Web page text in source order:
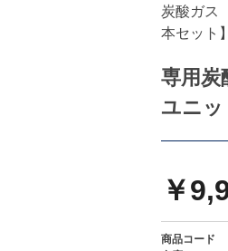
炭酸ガス
本セット】
専用炭
ユニッ
￥
商品コード